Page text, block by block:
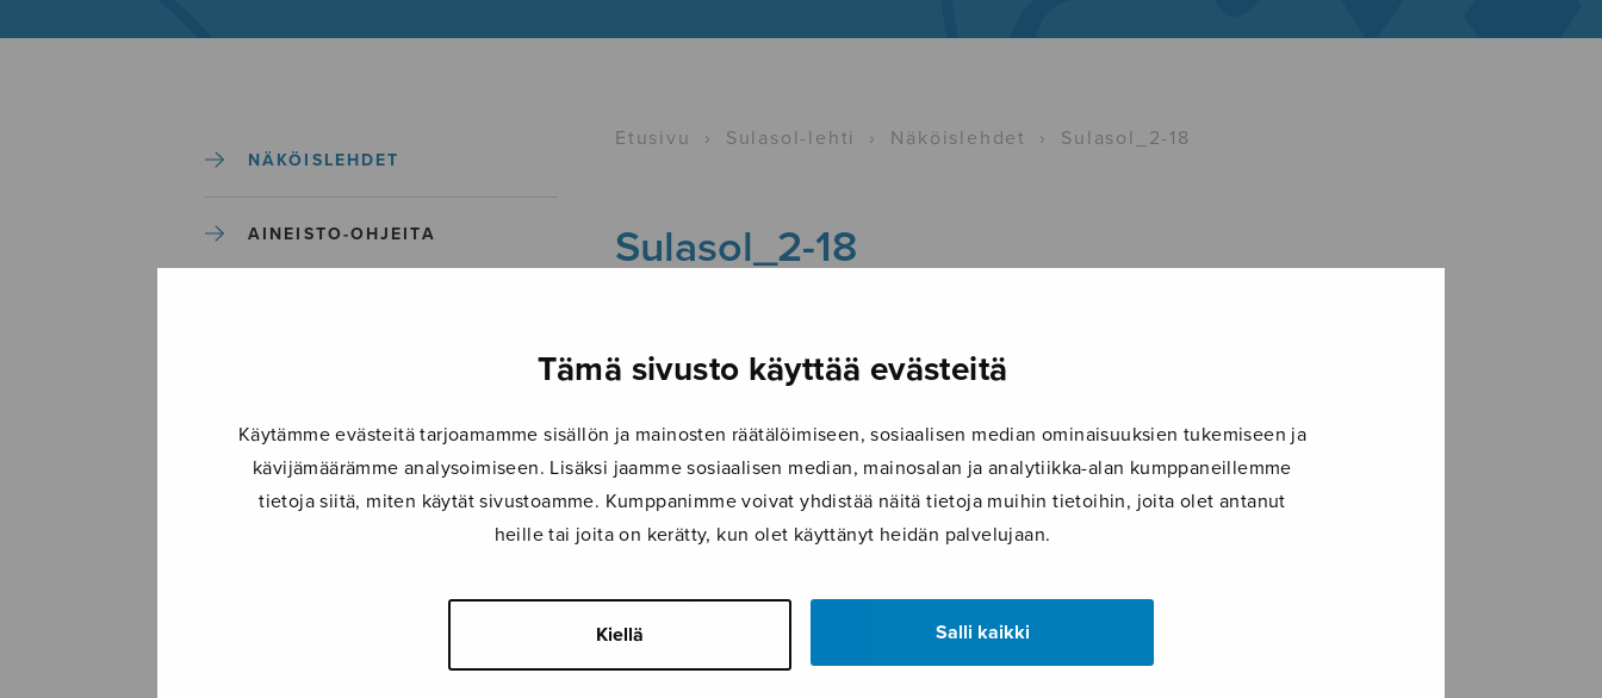
Tämä sivusto käyttää evästeitä
Käytämme evästeitä tarjoamamme sisällön ja mainosten räätälöimiseen, sosiaalisen median ominaisuuksien tukemiseen ja
kävijämäärämme analysoimiseen. Lisäksi jaamme sosiaalisen median, mainosalan ja analytiikka-alan kumppaneillemme
tietoja siitä, miten käytät sivustoamme. Kumppanimme voivat yhdistää näitä tietoja muihin tietoihin, joita olet antanut
heille tai joita on kerätty, kun olet käyttänyt heidän palvelujaan.
Kiellä Salli kaikki
NÄKÖISLEHDET
AINEISTO-OHJEITA
Etusivu › Sulasol-lehti › Näköislehdet › Sulasol_2-18
Sulasol_2-18